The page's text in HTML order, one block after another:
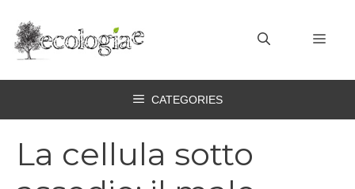
contenuto
CATEGORIES
La cellula sotto